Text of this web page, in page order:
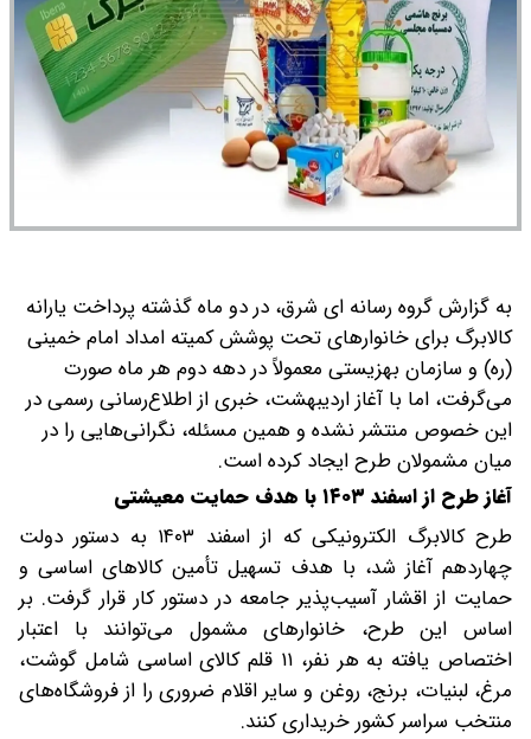
به گزارش گروه رسانه ای شرق، در دو ماه گذشته پرداخت یارانه
کالابرگ برای خانوارهای تحت پوشش کمیته امداد امام خمینی
(ره) و سازمان بهزیستی معمولاً در دهه دوم هر ماه صورت
می‌گرفت، اما با آغاز اردیبهشت، خبری از اطلاع‌رسانی رسمی در
این خصوص منتشر نشده و همین مسئله، نگرانی‌هایی را در
میان مشمولان طرح ایجاد کرده است.
آغاز طرح از اسفند ۱۴۰۳ با هدف حمایت معیشتی
طرح کالابرگ الکترونیکی که از اسفند ۱۴۰۳ به دستور دولت
چهاردهم آغاز شد، با هدف تسهیل تأمین کالاهای اساسی و
حمایت از اقشار آسیب‌پذیر جامعه در دستور کار قرار گرفت. بر
اساس این طرح، خانوارهای مشمول می‌توانند با اعتبار
اختصاص یافته به هر نفر، ۱۱ قلم کالای اساسی شامل گوشت،
مرغ، لبنیات، برنج، روغن و سایر اقلام ضروری را از فروشگاه‌های
منتخب سراسر کشور خریداری کنند.